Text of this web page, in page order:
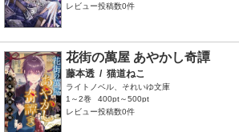
レビュー投稿数0件
花街の萬屋 あやかし奇譚
藤本透 / 猫道ねこ
ライトノベル、それいゆ文庫
1～2巻
400pt～500pt
レビュー投稿数0件